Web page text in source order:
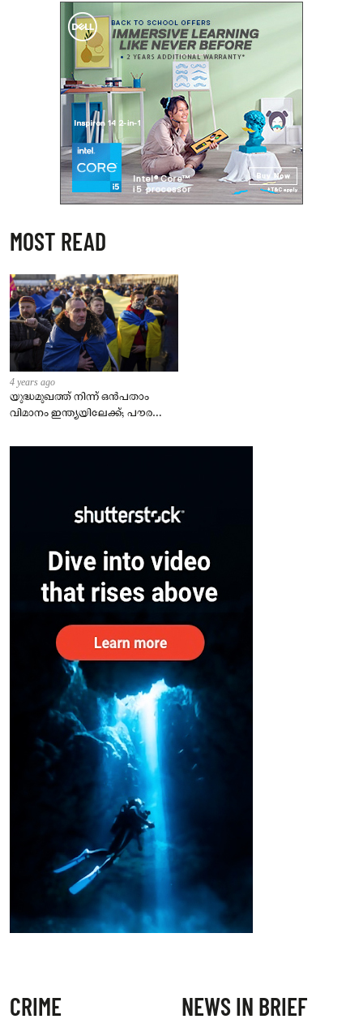
MOST READ
4 years ago
യുദ്ധമുഖത്ത് നിന്ന് ഒൻപതാം
വിമാനം ഇന്ത്യയിലേക്ക്; പൗരന്മാർ
– കേന്ദ്രം
CRIME NEWS IN BRIEF